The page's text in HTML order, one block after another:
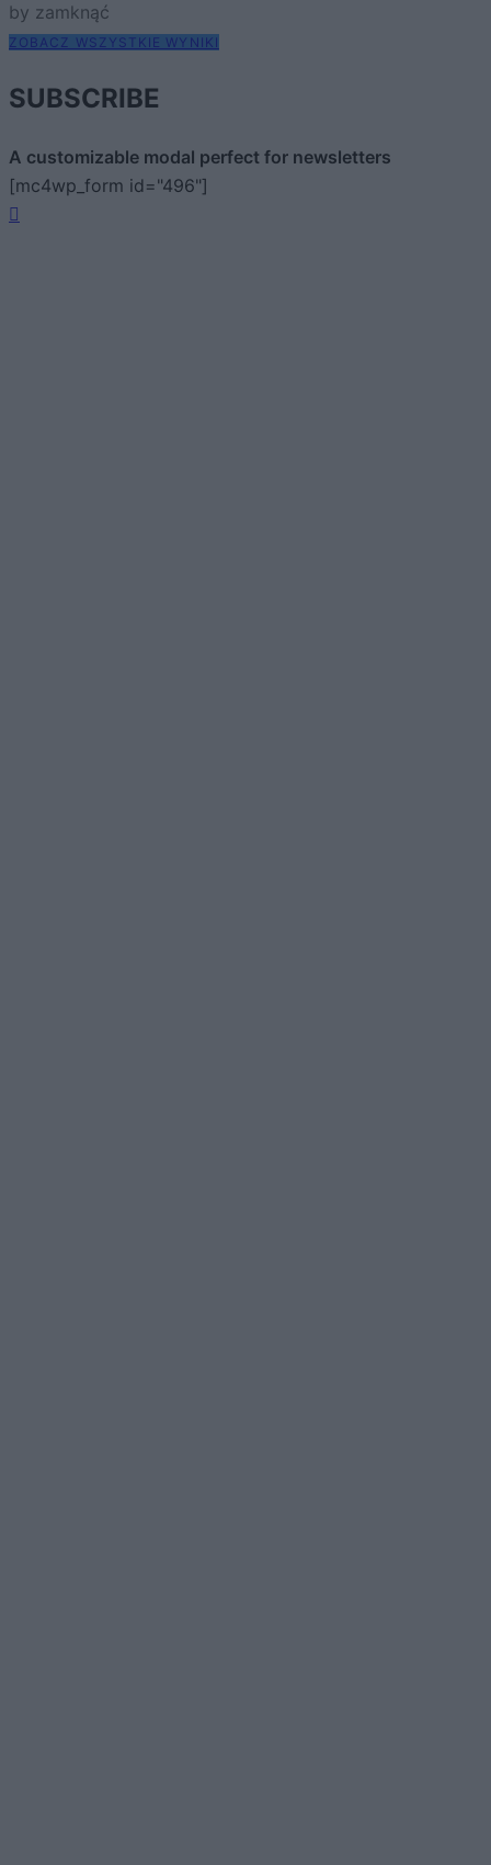
by zamknąć
ZOBACZ WSZYSTKIE WYNIKI
SUBSCRIBE
A customizable modal perfect for newsletters
[mc4wp_form id="496"]